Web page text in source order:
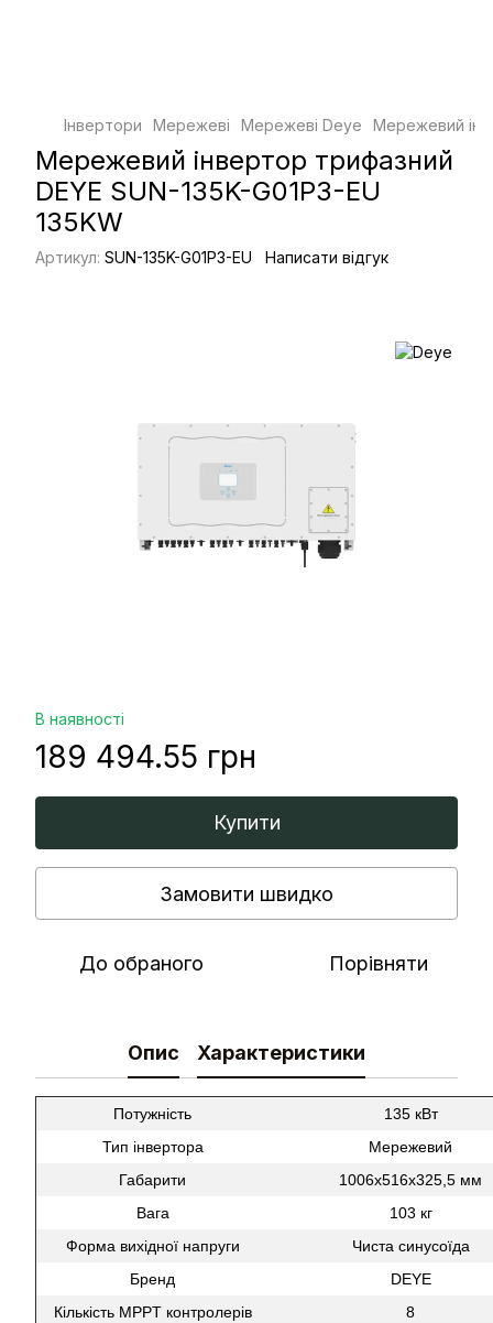
Інвертори Мережеві Мережеві Deye Мережевий
Мережевий інвертор трифазний
DEYE SUN-135K-G01P3-EU
135KW
Артикул: SUN-135K-G01P3-EU Написати відгук
В наявності
189 494.55 грн
Купити
Замовити швидко
До обраного Порівняти
Опис Характеристики
Потужність
135 кВт
Тип інвертора
Мережевий
Габарити
1006х516х325,5 мм
Вага
103 кг
Форма вихідної напруги
Чиста синусоїда
Бренд
DEYE
Кількість MPPT контролерів
8